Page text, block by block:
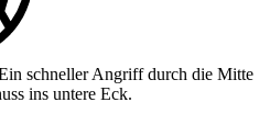
schneller Angriff durch die Mitte
ins untere Eck.